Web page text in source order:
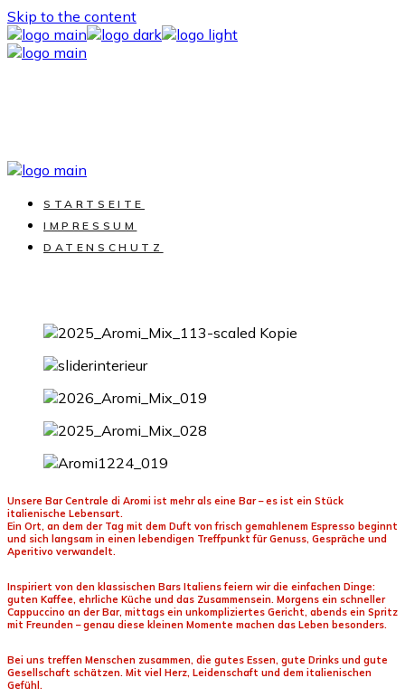
Skip to the content
STARTSEITE
IMPRESSUM
DATENSCHUTZ
Unsere Bar Centrale di Aromi ist mehr als eine Bar – es ist ein Stück
italienische Lebensart.
Ein Ort, an dem der Tag mit dem Duft von frisch gemahlenem Espresso beginnt
und sich langsam in einen lebendigen Treffpunkt für Genuss, Gespräche und
Aperitivo verwandelt.
Inspiriert von den klassischen Bars Italiens feiern wir die einfachen Dinge:
guten Kaffee, ehrliche Küche und das Zusammensein. Morgens ein schneller
Cappuccino an der Bar, mittags ein unkompliziertes Gericht, abends ein Spritz
mit Freunden – genau diese kleinen Momente machen das Leben besonders.
Bei uns treffen Menschen zusammen, die gutes Essen, gute Drinks und gute
Gesellschaft schätzen. Mit viel Herz, Leidenschaft und dem italienischen
Gefühl.